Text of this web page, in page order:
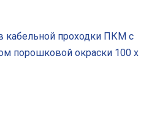
кабельной проходки ПКМ с
порошковой окраски 100 x